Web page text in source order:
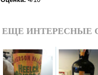
ЕЩЕ ИНТЕРЕСНЫЕ